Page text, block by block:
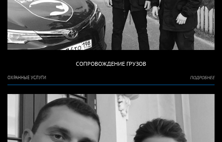
СОПРОВОЖДЕНИЕ ГРУЗОВ
ОХРАННЫЕ УСЛУГИ ПОДРОБНЕЕ